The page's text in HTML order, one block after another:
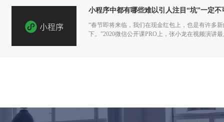
小程序中都有哪些难以引人注目“坑”一定不
“春节即将来临，我们在现金红包上，也是有许多
下。”2020微信公开课PRO上，张小龙在视频演讲